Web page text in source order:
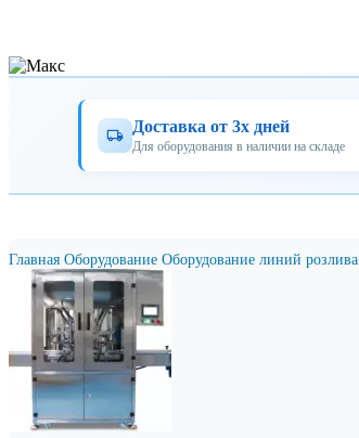
Доставка от 3х дней
Для оборудования в наличии на складе
Главная Оборудование Оборудование линий розлива